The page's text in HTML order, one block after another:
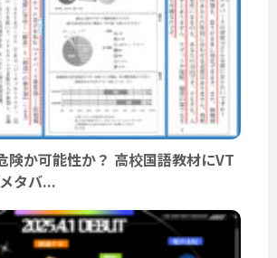
険か可能性か？ 高校国語教材にVT
タバ...